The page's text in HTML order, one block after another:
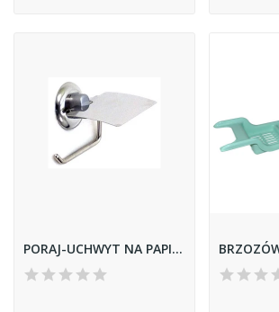
PORAJ-UCHWYT NA PAPIER TOALETOWY Z KLAPKĄ...